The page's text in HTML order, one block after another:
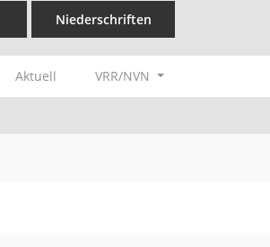
Niederschriften
Aktuell VRR/NVN